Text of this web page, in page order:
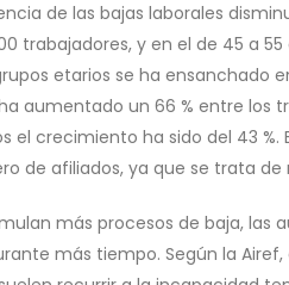
de las bajas laborales
trabajadores, y en el de 45 a
etarios se ha ensanchado
aumentado un 66 % entre los
el crecimiento ha sido del 43 %.
de afiliados, ya que se trata de
más procesos de baja, las
más tiempo. Según la